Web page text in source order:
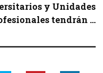
y Unidades
tendrán ...